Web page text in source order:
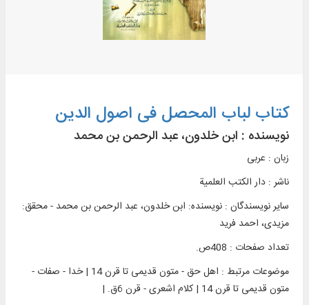
کتاب لباب المحصل فی اصول الدین
نویسنده : ابن خلدون، عبد الرحمن بن محمد
زبان : عربی
ناشر : دار الکتب العلمية
سایر نویسندگان : نویسنده: ابن خلدون، عبد الرحمن بن محمد - محقق:
مزیدی، احمد فرید
تعداد صفحات : 408ص.
موضوعات مرتبط :
اهل حق - متون قدیمی تا قرن 14 | خدا - صفات -
متون قدیمی تا قرن 14 | کلام اشعری - قرن 6ق. |